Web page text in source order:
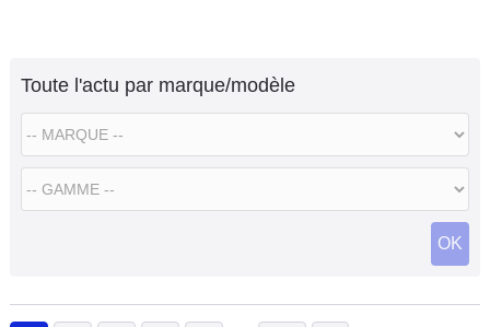
Celle au nœud papillon, ou sa rivale reptilienne ?
Toute l'actu par marque/modèle
OK